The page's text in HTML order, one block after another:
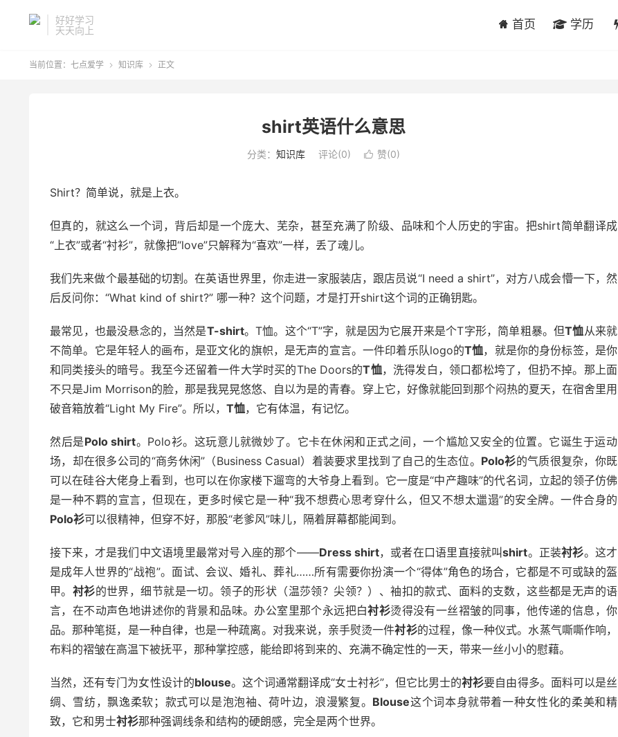
好好学习
天天向上
首页 学历
当前位置： 七点爱学  知识库  正文
shirt英语什么意思
分类： 知识库 评论(0)  赞(0)
Shirt？简单说，就是上衣。
但真的，就这么一个词，背后却是一个庞大、芜杂，甚至充满了阶级、品味和个人历史的宇宙。把shirt简单翻译成
“上衣”或者“衬衫”，就像把“love”只解释为“喜欢”一样，丢了魂儿。
我们先来做个最基础的切割。在英语世界里，你走进一家服装店，跟店员说“I need a shirt”，对方八成会懵一下，然
后反问你：“What kind of shirt?” 哪一种？这个问题，才是打开shirt这个词的正确钥匙。
最常见，也最没悬念的，当然是T-shirt。T恤。这个“T”字，就是因为它展开来是个T字形，简单粗暴。但T恤从来就
不简单。它是年轻人的画布，是亚文化的旗帜，是无声的宣言。一件印着乐队logo的T恤，就是你的身份标签，是你
和同类接头的暗号。我至今还留着一件大学时买的The Doors的T恤，洗得发白，领口都松垮了，但扔不掉。那上面
不只是Jim Morrison的脸，那是我晃晃悠悠、自以为是的青春。穿上它，好像就能回到那个闷热的夏天，在宿舍里用
破音箱放着“Light My Fire”。所以， T恤，它有体温，有记忆。
然后是Polo shirt。Polo衫。这玩意儿就微妙了。它卡在休闲和正式之间，一个尴尬又安全的位置。它诞生于运动
场，却在很多公司的“商务休闲”（Business Casual）着装要求里找到了自己的生态位。 Polo衫的气质很复杂，你既
可以在硅谷大佬身上看到，也可以在你家楼下遛弯的大爷身上看到。它一度是“中产趣味”的代名词，立起的领子仿佛
是一种不羁的宣言，但现在，更多时候它是一种“我不想费心思考穿什么，但又不想太邋遢”的安全牌。一件合身的
Polo衫可以很精神，但穿不好，那股“老爹风”味儿，隔着屏幕都能闻到。
接下来，才是我们中文语境里最常对号入座的那个——Dress shirt，或者在口语里直接就叫shirt。正装衬衫。这才
是成年人世界的“战袍”。面试、会议、婚礼、葬礼……所有需要你扮演一个“得体”角色的场合，它都是不可或缺的盔
甲。 衬衫的世界，细节就是一切。领子的形状（温莎领？尖领？）、袖扣的款式、面料的支数，这些都是无声的语
言，在不动声色地讲述你的背景和品味。办公室里那个永远把白衬衫烫得没有一丝褶皱的同事，他传递的信息，你
品。那种笔挺，是一种自律，也是一种疏离。对我来说，亲手熨烫一件衬衫的过程，像一种仪式。水蒸气嘶嘶作响，
布料的褶皱在高温下被抚平，那种掌控感，能给即将到来的、充满不确定性的一天，带来一丝小小的慰藉。
当然，还有专门为女性设计的blouse。这个词通常翻译成“女士衬衫”，但它比男士的衬衫要自由得多。面料可以是丝
绸、雪纺，飘逸柔软；款式可以是泡泡袖、荷叶边，浪漫繁复。 Blouse这个词本身就带着一种女性化的柔美和精
致，它和男士衬衫那种强调线条和结构的硬朗感，完全是两个世界。